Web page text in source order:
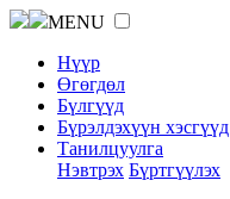
MENU
Нүүр
Өгөгдөл
Бүлгүүд
Бүрэлдэхүүн хэсгүүд
Танилцуулга
Нэвтрэх Бүртгүүлэх